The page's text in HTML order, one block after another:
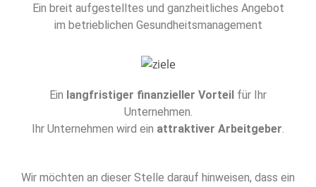
Ein breit aufgestelltes und ganzheitliches Angebot
im betrieblichen Gesundheitsmanagement
Ein langfristiger finanzieller Vorteil für Ihr
Unternehmen.
Ihr Unternehmen wird ein attraktiver Arbeitgeber.
Wir möchten an dieser Stelle darauf hinweisen, dass ein